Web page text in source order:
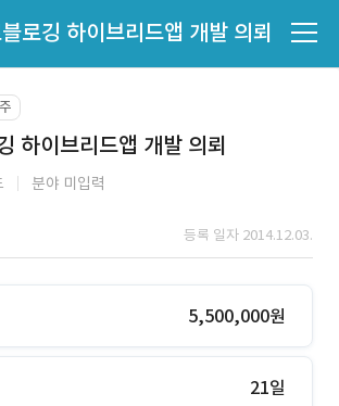
로깅 하이브리드앱 개발 의뢰
하이브리드앱 개발 의뢰
분야 미입력
등록 일자 2014.12.03.
5,500,000원
21일